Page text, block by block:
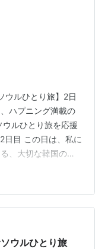
ウルひとり旅】2日
ハプニング満載の
ルひとり旅を応援
日目 この日は、私に
、大切な韓国のオ
外の水原（スウォ
す 大人のひとり旅
移動ハプニング」
しますね 【大人の
江南の朝食レポ
ウルひとり旅